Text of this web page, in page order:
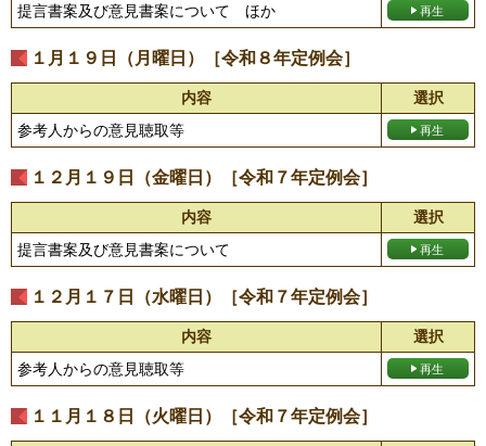
提言書案及び意見書案について ほか
１月１９日（月曜日）［令和８年定例会］
内容
選択
参考人からの意見聴取等
１２月１９日（金曜日）［令和７年定例会］
内容
選択
提言書案及び意見書案について
１２月１７日（水曜日）［令和７年定例会］
内容
選択
参考人からの意見聴取等
１１月１８日（火曜日）［令和７年定例会］